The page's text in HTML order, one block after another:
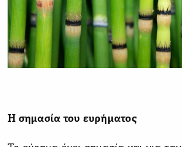
Η σημασία του ευρήματος